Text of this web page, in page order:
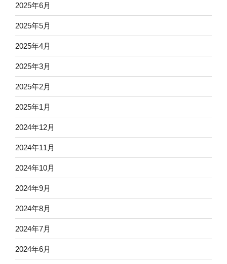
2025年6月
2025年5月
2025年4月
2025年3月
2025年2月
2025年1月
2024年12月
2024年11月
2024年10月
2024年9月
2024年8月
2024年7月
2024年6月